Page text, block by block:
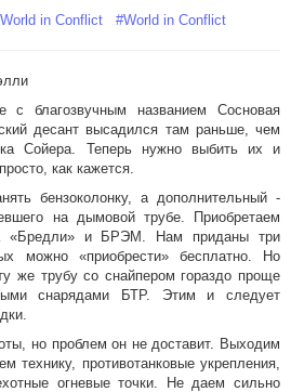
in Conflict #World in Conflict
с благозвучным названием Сосновая
десант высадился там раньше, чем
Сойера. Теперь нужно выбить их и
как кажется.
бензоколонку, а дополнительный -
на дымовой трубе. Приобретаем
«Бредли» и БРЭМ. Нам приданы три
можно «приобрести» бесплатно. Но
же трубу со снайпером гораздо проще
снарядами БТР. Этим и следует
но проблем он не доставит. Выходим
технику, противотанковые укрепления,
огневые точки. Не даем сильно